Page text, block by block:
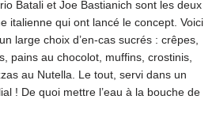
Batali et Joe Bastianich sont les deux
italienne qui ont lancé le concept. Voici
large choix d’en-cas sucrés : crêpes,
pains au chocolot, muffins, crostinis,
au Nutella. Le tout, servi dans un
! De quoi mettre l’eau à la bouche de